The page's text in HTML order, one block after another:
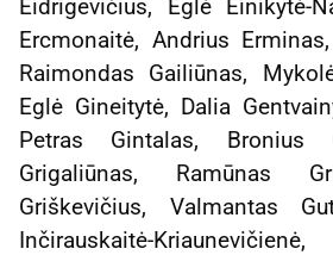
Eidrigevičius, Eglė Einikytė-
Ercmonaitė, Andrius
Raimondas Gailiūnas,
Eglė Gineitytė, Dalia
Petras Gintalas, Bronius
Grigaliūnas, Ramūnas
Griškevičius, Valmantas
Inčirauskaitė-